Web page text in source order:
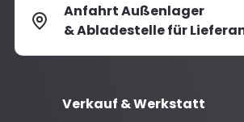
Anfahrt Außenlager
& Abladestelle für
Verkauf & Werkstatt